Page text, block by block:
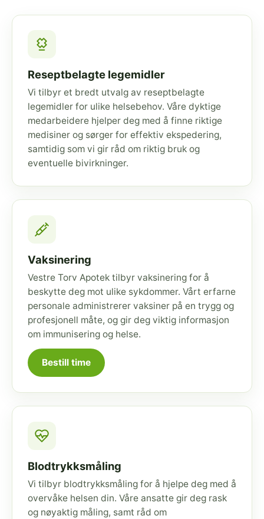
Reseptbelagte legemidler
Vi tilbyr et bredt utvalg av reseptbelagte
legemidler for ulike helsebehov. Våre dyktige
medarbeidere hjelper deg med å finne riktige
medisiner og sørger for effektiv ekspedering,
samtidig som vi gir råd om riktig bruk og
eventuelle bivirkninger.
Vaksinering
Vestre Torv Apotek tilbyr vaksinering for å
beskytte deg mot ulike sykdommer. Vårt erfarne
personale administrerer vaksiner på en trygg og
profesjonell måte, og gir deg viktig informasjon
om immunisering og helse.
Bestill time
Blodtrykksmåling
Vi tilbyr blodtrykksmåling for å hjelpe deg med å
overvåke helsen din. Våre ansatte gir deg rask
og nøyaktig måling, samt råd om